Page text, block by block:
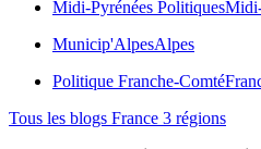
Midi-Pyrénées Politiques
Municip'AlpesAlpes
Politique Franche-Comté
Tous les blogs France 3 régions